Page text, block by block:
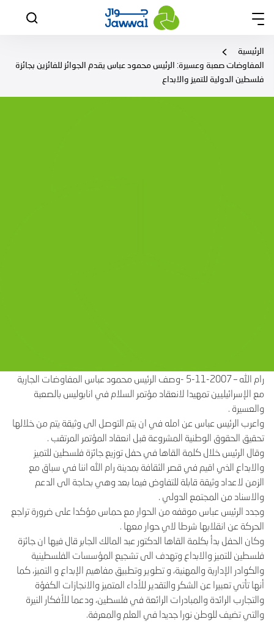
الرئيسية
المفاوضات صعبة وعسيرة: الرئيس محمود عباس يقدم الجوائز للفائزين بجائزة
فلسطين الدولية للتميز والابداع
رام الله – 2007-11-5 -وصف الرئيس محمود عباس المفاوضات الجارية
مع الإسرائيليين تمهيدا لانعقاد مؤتمر السلام في انابوليس بالصعبة
والعسيرة .
واعرب الرئيس عباس عن امله في ان يتم التوصل الى وثيقة يتم من خلالها
تحقيق الحقوق الوطنية المشروعة قبل انعقاد المؤتمر المرتقب .
وقال الرئيس خلال كلمة القاها في حفل توزيع جائزة فلسطين للتميز
والابداع الذي اقيم في قصر الثقافة بمدينة رام الله اننا في سباق مع
الزمن لاعداد وثيقة قابلة للتفاوض فيما بعد وهي بحاجة الى الدعم
والاسناد من المجتمع الدولي .
وجدد الرئيس عباس موقفه من الحوار مع حماس مؤكدا على ضرورة تراجع
الحركة عن انقلابها شرطا لاي حوار معها .
وكان الحفل بدأ بكلمة القاها الدكتور عبد المالك الجابر قال فيها ان جائزة
فلسطين للتميز والابداع وتهدف الى تشجيع المؤسسات الفلسطينية
والكوادر الإدارية والمهنية، و تطوير وتطبيق مفاهيم الإبداع و التميز، كما
أنها تأتي تعبيرا عن الشكر والتقدير للأداء المتميز والانجازات الكفؤة
والتجارب الرائدة والمبادرات الرائعة في فلسطين، ودعما للأفكار النيرة
والتي تضيف للوطن نورا جديدا في العلم والمعرفة.